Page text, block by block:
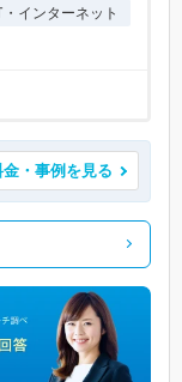
・インターネット
金・事例を見る